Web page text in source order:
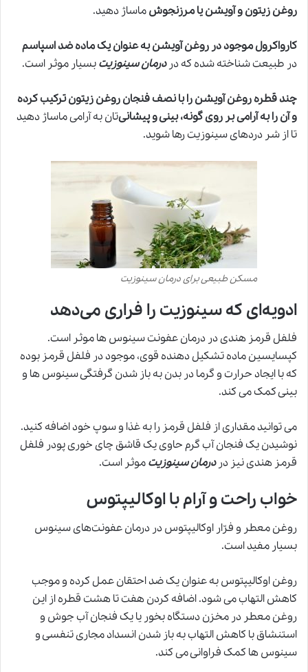
روغن زیتون و آویشن یا مرزنجوشماساژ دهید.
کارواکرول موجود در روغن آویشن به عنوان یک ماده ضد اسپاسم
در طبیعت شناخته شده که دردرمان سینوزیتبسیار موثر است.
چند قطره روغن آویشن را با نصف فنجان روغن زیتون ترکیب کرده
و آن را به آرامی بر روی گونه، بینی و پیشانی‌تان به آرامی ماساژ دهید
تا از شر دردهای سینوزیت رها شوید.
مسکن طبیعی برای درمان سینوزیت
ادویه‌ای که سینوزیت را فراری می‌دهد
فلفل قرمز هندی در درمان عفونت سینوس ها موثر است.
کپسایسین ماده تشکیل دهنده قوی، موجود در فلفل قرمز بوده
که با ایجاد حرارت و گرما در بدن به باز شدن گرفتگی سینوس ها و
بینی کمک می کند.
می توانید مقداری از فلفل قرمز را به غذا و سوپ خود اضافه کنید.
نوشیدن یک فنجان آب گرم حاوی یک قاشق چای خوری پودر فلفل
قرمز هندی نیز دردرمان سینوزیتموثر است.
خواب راحت و آرام با اوکالیپتوس
روغن معطر و فرّار اوکالیپتوس در درمان عفونت‌های سینوس
بسیار مفید است.
روغن اوکالیپتوس به عنوان یک ضد احتقان عمل کرده و موجب
کاهش التهاب می شود. اضافه کردن هفت تا هشت قطره از این
روغن معطر در مخزن دستگاه بخور یا یک فنجان آب جوش و
استنشاق با کاهش التهاب به باز شدن انسداد مجاری تنفسی و
سینوس ها کمک فراوانی می کند.